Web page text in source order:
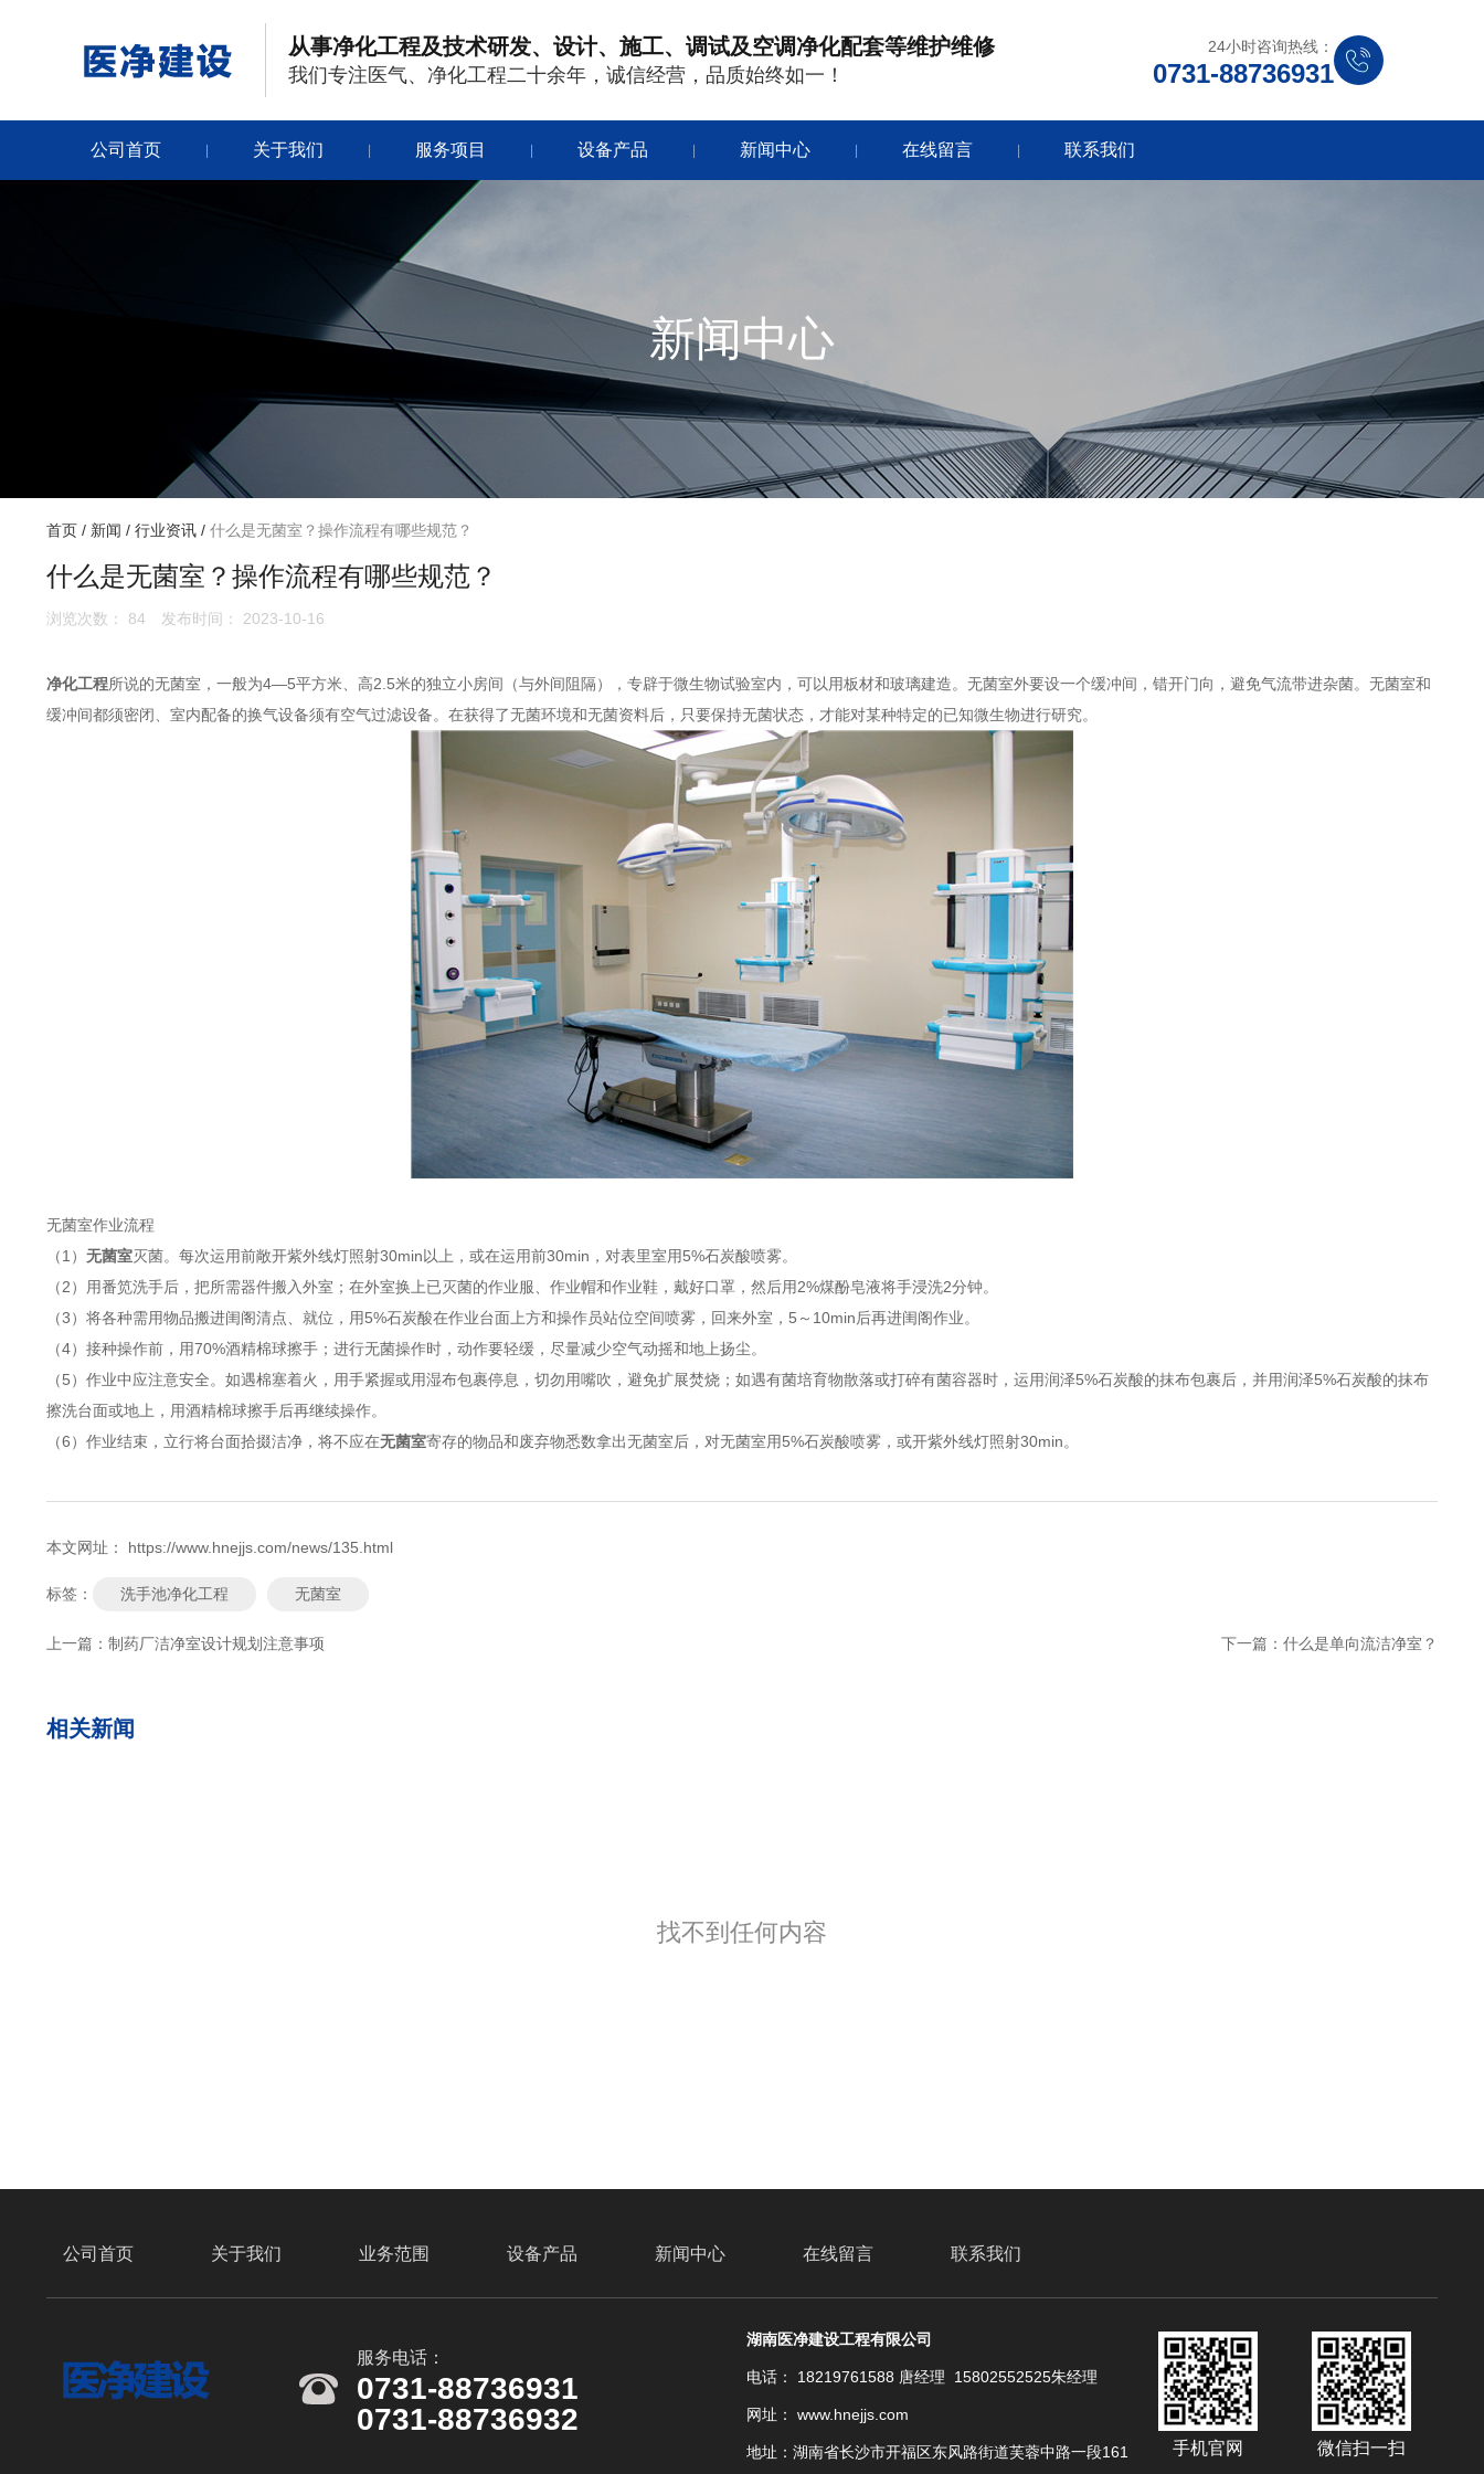
从事净化工程及技术研发、设计、施工、调试及空调净化配套等维护维修
我们专注医气、净化工程二十余年，诚信经营，品质始终如一！
24小时咨询热线：
0731-88736931
公司首页 | 关于我们 | 服务项目 | 设备产品 | 新闻中心 | 在线留言 | 联系我们
新闻中心
首页 / 新闻 / 行业资讯 / 什么是无菌室？操作流程有哪些规范？
什么是无菌室？操作流程有哪些规范？
浏览次数： 84 发布时间： 2023-10-16
净化工程所说的无菌室，一般为4—5平方米、高2.5米的独立小房间（与外间阻隔），专辟于微生物试验室内，可以用板材和玻璃建造。无菌室外要设一个缓冲间，错开门向，避免气流带进杂菌。无菌室和
缓冲间都须密闭、室内配备的换气设备须有空气过滤设备。在获得了无菌环境和无菌资料后，只要保持无菌状态，才能对某种特定的已知微生物进行研究。
无菌室作业流程
（1） 无菌室灭菌。每次运用前敞开紫外线灯照射30min以上，或在运用前30min，对表里室用5%石炭酸喷雾。
（2）用番笕洗手后，把所需器件搬入外室；在外室换上已灭菌的作业服、作业帽和作业鞋，戴好口罩，然后用2%煤酚皂液将手浸洗2分钟。
（3）将各种需用物品搬进闺阁清点、就位，用5%石炭酸在作业台面上方和操作员站位空间喷雾，回来外室，5～10min后再进闺阁作业。
（4）接种操作前，用70%酒精棉球擦手；进行无菌操作时，动作要轻缓，尽量减少空气动摇和地上扬尘。
（5）作业中应注意安全。如遇棉塞着火，用手紧握或用湿布包裹停息，切勿用嘴吹，避免扩展焚烧；如遇有菌培育物散落或打碎有菌容器时，运用润泽5%石炭酸的抹布包裹后，并用润泽5%石炭酸的抹布
擦洗台面或地上，用酒精棉球擦手后再继续操作。
（6）作业结束，立行将台面拾掇洁净，将不应在无菌室寄存的物品和废弃物悉数拿出无菌室后，对无菌室用5%石炭酸喷雾，或开紫外线灯照射30min。
本文网址： https://www.hnejjs.com/news/135.html
标签： 洗手池净化工程 无菌室
上一篇： 制药厂洁净室设计规划注意事项 下一篇： 什么是单向流洁净室？
相关新闻
找不到任何内容
公司首页 关于我们 业务范围 设备产品 新闻中心 在线留言 联系我们
服务电话：
0731-88736931
0731-88736932
湖南医净建设工程有限公司
电话： 18219761588 唐经理 15802552525朱经理
网址： www.hnejjs.com
地址：湖南省长沙市开福区东风路街道芙蓉中路一段161 手机官网 微信扫一扫